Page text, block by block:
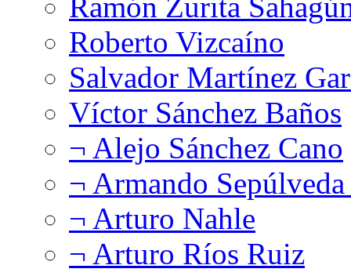
Roberto Vizcaíno
Salvador Martínez
Víctor Sánchez Baños
¬ Alejo Sánchez Cano
¬ Armando
¬ Arturo Nahle
¬ Arturo Ríos Ruiz